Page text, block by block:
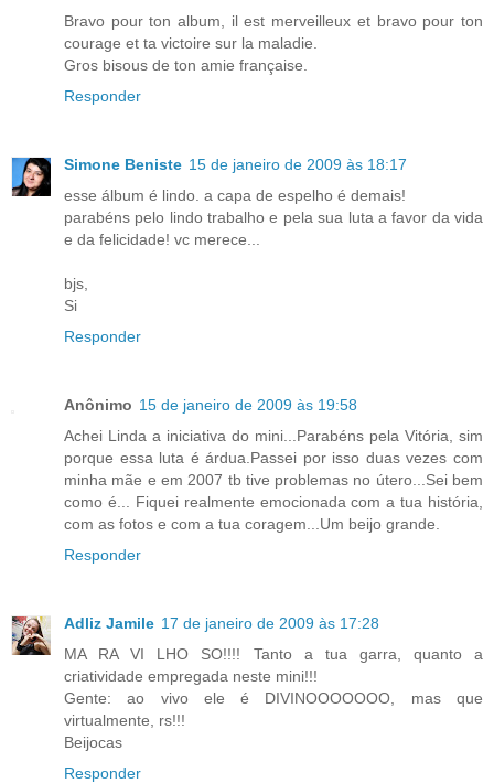
Bravo pour ton album, il est merveilleux et bravo pour ton
courage et ta victoire sur la maladie.
Gros bisous de ton amie française.
Responder
Simone Beniste 15 de janeiro de 2009 às 18:17
esse álbum é lindo. a capa de espelho é demais!
parabéns pelo lindo trabalho e pela sua luta a favor da vida
e da felicidade! vc merece...
bjs,
Si
Responder
Anônimo 15 de janeiro de 2009 às 19:58
Achei Linda a iniciativa do mini...Parabéns pela Vitória, sim
porque essa luta é árdua.Passei por isso duas vezes com
minha mãe e em 2007 tb tive problemas no útero...Sei bem
como é... Fiquei realmente emocionada com a tua história,
com as fotos e com a tua coragem...Um beijo grande.
Responder
Adliz Jamile 17 de janeiro de 2009 às 17:28
MA RA VI LHO SO!!!! Tanto a tua garra, quanto a
criatividade empregada neste mini!!!
Gente: ao vivo ele é DIVINOOOOOOO, mas que
virtualmente, rs!!!
Beijocas
Responder